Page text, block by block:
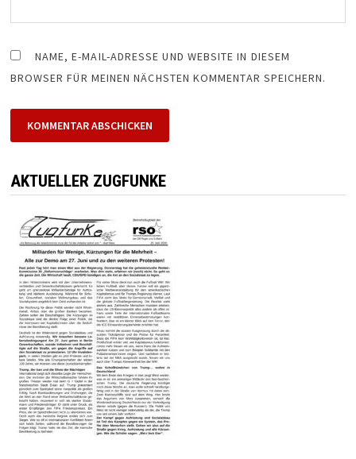
NAME, E-MAIL-ADRESSE UND WEBSITE IN DIESEM
BROWSER FÜR MEINEN NÄCHSTEN KOMMENTAR SPEICHERN.
AKTUELLER ZUGFUNKE